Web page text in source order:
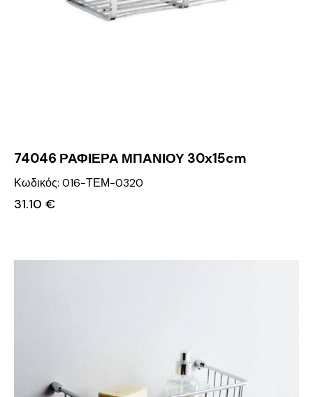
74046 ΡΑΦΙΕΡΑ ΜΠΑΝΙΟΥ 30x15cm
Κωδικός: 016-ΤΕΜ-0320
31.10 €